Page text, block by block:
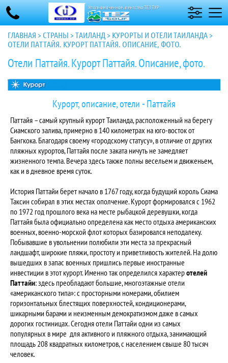
ГЛАВНАЯ >СТРАНЫ >ТАИЛАНД > КУРОРТЫ И ОТЕЛИ ТАИЛАНДА >
ОТЕЛИ ПАТТАЙЯ. КУРОРТ ПАТТАЙЯ. ОПИСАНИЕ, ФОТО.
Отели Паттайя. Курорт Паттайя. Описание, фото.
Курорт, описание, отели - Паттайя
Паттайя – самый крупный курорт Таиланда, расположенный на берегу
Сиамского залива, примерно в 140 километрах на юго-восток от
Бангкока. Благодаря своему «городскому статусу», в отличие от других
пляжных курортов, Паттайя после заката ничуть не замедляет
жизненного темпа. Вечера здесь также полны весельем и движеньем,
как и в дневное время суток.
История Паттайи берет начало в 1767 году, когда будущий король Сиама
Таксин собирал в этих местах ополчение. Курорт формировался с 1962
по 1972 год прошлого века на месте рыбацкой деревушки, когда
Паттайя была официально определена как место отдыха американских
военных, военно-морской флот которых базировался неподалеку.
Побывавшие в увольнении полюбили эти места за прекрасный
ландшафт, широкие пляжи, простоту и приветливость жителей. На долю
вышедших в запас военных пришлись первые иностранные
инвестиции в этот курорт. Именно так определился характеротелей
Паттайи: здесь преобладают большие, многоэтажные отели
«американского типа»: с просторными номерами, обилием
горизонтальных блестящих поверхностей, кондиционерами,
шикарными барами и неизменным демократизмом даже в самых
дорогих гостиницах. Сегодня отели Паттайи одни из самых
популярных в мире для активного и пляжного отдыха, занимающий
площадь 208 квадратных километров, с населением свыше 80 тысяч
человек.